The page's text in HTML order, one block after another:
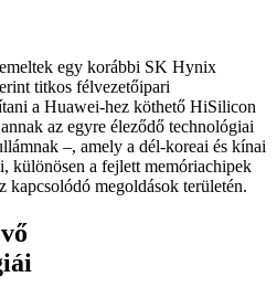
egy korábbi SK Hynix
titkos félvezetőipari
a Huawei-hez köthető HiSilicon
az egyre éleződő technológiai
–, amely a dél-koreai és kínai
különösen a fejlett memóriachipek
kapcsolódó megoldások területén.